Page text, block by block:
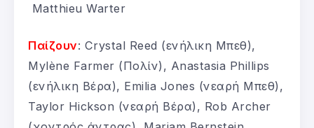
Matthieu Warter
Παίζουν: Crystal Reed (ενήλικη Μπεθ),
Mylène Farmer (Πολίν), Anastasia Phillips
(ενήλικη Βέρα), Emilia Jones (νεαρή Μπεθ),
Taylor Hickson (νεαρή Βέρα), Rob Archer